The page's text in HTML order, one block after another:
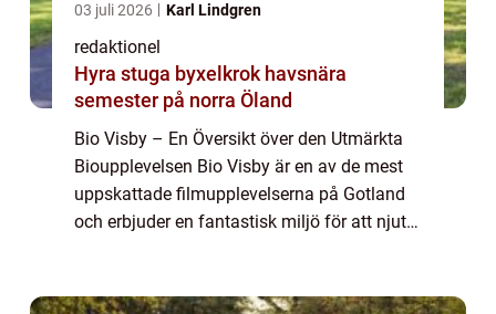
03 juli 2026 Karl Lindgren
redaktionel
Hyra stuga byxelkrok havsnära
semester på norra Öland
Bio Visby – En Översikt över den Utmärkta
Bioupplevelsen Bio Visby är en av de mest
uppskattade filmupplevelserna på Gotland
och erbjuder en fantastisk miljö för att njuta